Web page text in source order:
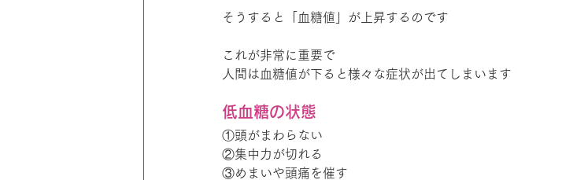
そうすると「血糖値」が上昇するのです
これが非常に重要で
人間は血糖値が下ると様々な症状が出てしまいます
低血糖の状態
①頭がまわらない
②集中力が切れる
③めまいや頭痛を催す